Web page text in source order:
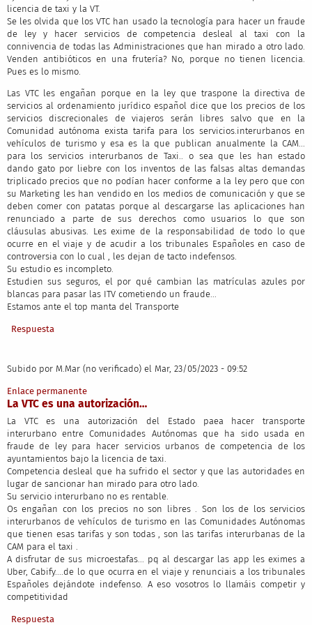
licencia de taxi y la VT.
Se les olvida que los VTC han usado la tecnología para hacer un fraude
de ley y hacer servicios de competencia desleal al taxi con la
connivencia de todas las Administraciones que han mirado a otro lado.
Venden antibióticos en una frutería? No, porque no tienen licencia.
Pues es lo mismo.
Las VTC les engañan porque en la ley que traspone la directiva de
servicios al ordenamiento jurídico español dice que los precios de los
servicios discrecionales de viajeros serán libres salvo que en la
Comunidad autónoma exista tarifa para los servicios.interurbanos en
vehículos de turismo y esa es la que publican anualmente la CAM...
para los servicios interurbanos de Taxi.. o sea que les han estado
dando gato por liebre con los inventos de las falsas altas demandas
triplicado precios que no podían hacer conforme a la ley pero que con
su Marketing les han vendido en los medios de comunicación y que se
deben comer con patatas porque al descargarse las aplicaciones han
renunciado a parte de sus derechos como usuarios lo que son
cláusulas abusivas. Les exime de la responsabilidad de todo lo que
ocurre en el viaje y de acudir a los tribunales Españoles en caso de
controversia con lo cual , les dejan de tacto indefensos.
Su estudio es incompleto.
Estudien sus seguros, el por qué cambian las matrículas azules por
blancas para pasar las ITV cometiendo un fraude...
Estamos ante el top manta del Transporte
Respuesta
Subido por M.Mar (no verificado) el Mar, 23/05/2023 - 09:52
Enlace permanente
La VTC es una autorización…
La VTC es una autorización del Estado paea hacer transporte
interurbano entre Comunidades Autónomas que ha sido usada en
fraude de ley para hacer servicios urbanos de competencia de los
ayuntamientos bajo la licencia de taxi.
Competencia desleal que ha sufrido el sector y que las autoridades en
lugar de sancionar han mirado para otro lado.
Su servicio interurbano no es rentable.
Os engañan con los precios no son libres . Son los de los servicios
interurbanos de vehículos de turismo en las Comunidades Autónomas
que tienen esas tarifas y son todas , son las tarifas interurbanas de la
CAM para el taxi .
A disfrutar de sus microestafas... pq al descargar las app les eximes a
Uber, Cabify....de lo que ocurra en el viaje y renunciais a los tribunales
Españoles dejándote indefenso. A eso vosotros lo llamáis competir y
competitividad
Respuesta